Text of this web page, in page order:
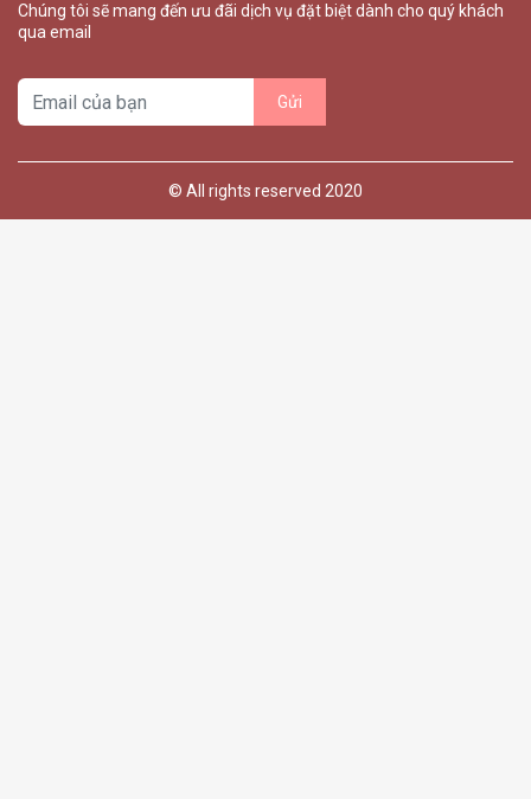
Chúng tôi sẽ mang đến ưu đãi dịch vụ đặt biệt dành cho quý khách
qua email
© All rights reserved 2020